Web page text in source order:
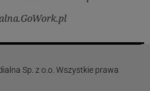
Sp. z o.o. Wszystkie prawa